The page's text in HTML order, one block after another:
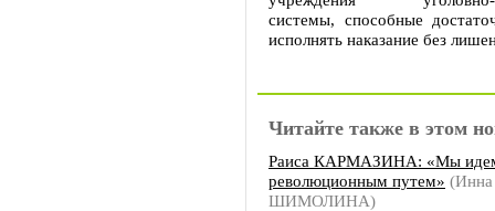
системы, способные
исполнять наказание без
Читайте также в этом
Раиса КАРМАЗИНА: «Мы
революционным путем» (Инна
ШИМОЛИНА)